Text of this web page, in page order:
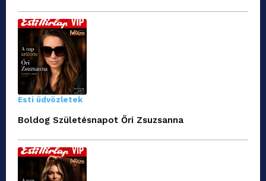
Esti üdvözletek
Boldog Születésnapot Őri Zsuzsanna